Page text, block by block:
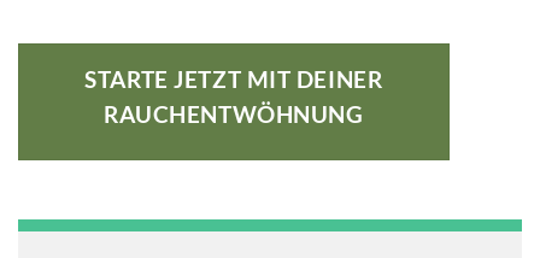
STARTE JETZT MIT DEINER
RAUCHENTWÖHNUNG